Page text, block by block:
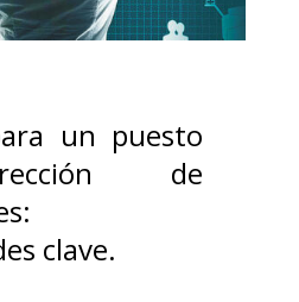
un puesto
de
clave.